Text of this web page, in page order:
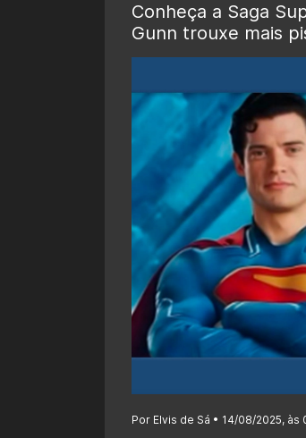
Conheça a Saga
Gunn trouxe mais
Por Elvis de Sá • 14/08/2025, às